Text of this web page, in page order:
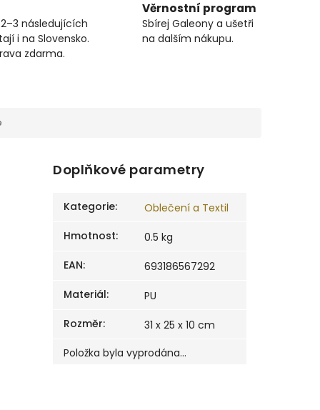
následujících
i na Slovensko.
zdarma.
Věrnostní program
Sbírej Galeony a ušetři
na dalším nákupu.
Doplňkové parametry
Kategorie:
Oblečení a Textil
Hmotnost:
0.5 kg
EAN:
693186567292
Materiál:
PU
Rozměr:
31 x 25 x 10 cm
Položka byla vyprodána…